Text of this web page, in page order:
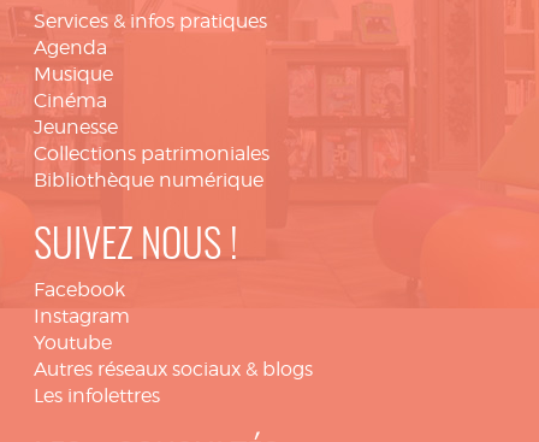
Services & infos pratiques
Agenda
Musique
Cinéma
Jeunesse
Collections patrimoniales
Bibliothèque numérique
SUIVEZ NOUS !
Facebook
Instagram
Youtube
Autres réseaux sociaux & blogs
Les infolettres